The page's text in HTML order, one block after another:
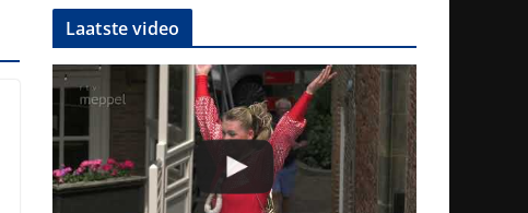
Laatste video